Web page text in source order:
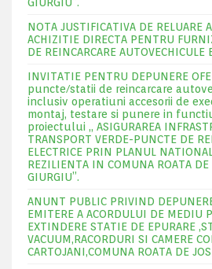
NOTA JUSTIFICATIVA DE RELUARE
ACHIZITIE DIRECTA PENTRU
DE REINCARCARE AUTOVECHICULE
INVITATIE PENTRU DEPUNERE
puncte/statii de reincarcare
inclusiv operatiuni accesorii de
montaj, testare si punere in
proiectului „ ASIGURAREA
TRANSPORT VERDE-PUNCTE DE
ELECTRICE PRIN PLANUL
REZILIENTA IN COMUNA ROATA DE
GIURGIU”.
ANUNT PUBLIC PRIVIND
EMITERE A ACORDULUI DE MEDIU
EXTINDERE STATIE DE EPURARE
VACUUM,RACORDURI SI CAMERE
CARTOJANI,COMUNA ROATA DE